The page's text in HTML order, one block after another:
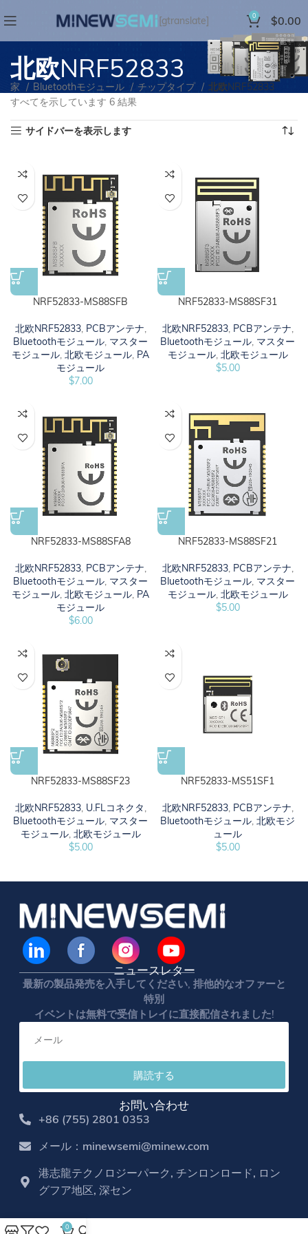
[gtranslate] 0 $0.00
北欧NRF52833
家 Bluetoothモジュール チップタイプ
北欧NRF52833
すべてを示しています 6 結果
サイドバーを表示します
NRF52833-MS88SFB
北欧NRF52833, PCBアンテナ,
Bluetoothモジュール, マスター
モジュール, 北欧モジュール, PA
モジュール
$7.00
NRF52833-MS88SF31
北欧NRF52833, PCBアンテナ,
Bluetoothモジュール, マスター
モジュール, 北欧モジュール
$5.00
NRF52833-MS88SFA8
北欧NRF52833, PCBアンテナ,
Bluetoothモジュール, マスター
モジュール, 北欧モジュール, PA
モジュール
$6.00
NRF52833-MS88SF21
北欧NRF52833, PCBアンテナ,
Bluetoothモジュール, マスター
モジュール, 北欧モジュール
$5.00
NRF52833-MS88SF23
北欧NRF52833, U.FLコネクタ,
Bluetoothモジュール, マスター
モジュール, 北欧モジュール
$5.00
NRF52833-MS51SF1
北欧NRF52833, PCBアンテナ,
Bluetoothモジュール, 北欧モジ
ュール
$5.00
ニュースレター
最新の製品発売を入手してください, 排他的なオファーと
特別
イベントは無料で受信トレイに直接配信されました!
購読する
お問い合わせ
+86 (755) 2801 0353
メール：minewsemi@minew.com
港志龍テクノロジーパーク, チンロンロード, ロン
グフア地区, 深セン
0